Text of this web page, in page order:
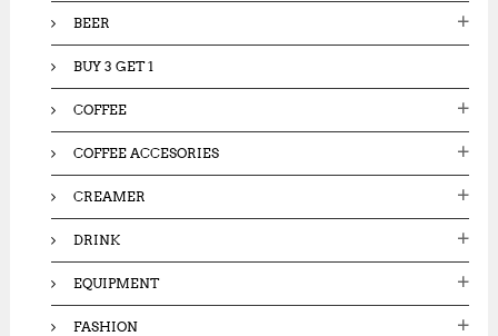
BEER
BUY 3 GET 1
COFFEE
COFFEE ACCESORIES
CREAMER
DRINK
EQUIPMENT
FASHION